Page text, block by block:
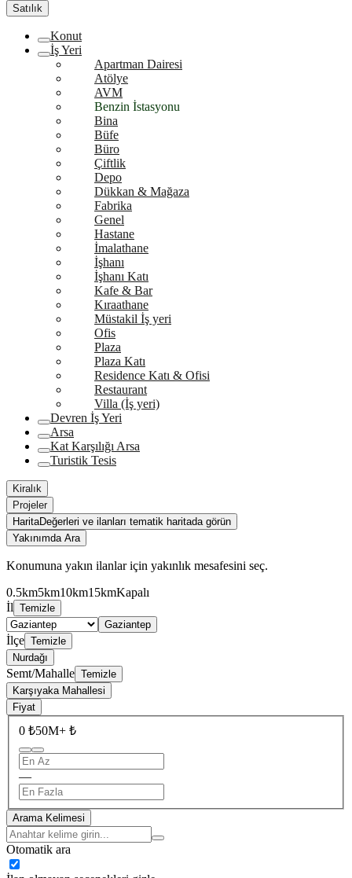
Satılık
Konut
İş Yeri
Apartman Dairesi
Atölye
AVM
Benzin İstasyonu
Bina
Büfe
Büro
Çiftlik
Depo
Dükkan & Mağaza
Fabrika
Genel
Hastane
İmalathane
İşhanı
İşhanı Katı
Kafe & Bar
Kıraathane
Müstakil İş yeri
Ofis
Plaza
Plaza Katı
Residence Katı & Ofisi
Restaurant
Villa (İş yeri)
Devren İş Yeri
Arsa
Kat Karşılığı Arsa
Turistik Tesis
Kiralık
Projeler
HaritaDeğerleri ve ilanları tematik haritada görün
Yakınımda Ara
Konumuna yakın ilanlar için yakınlık mesafesini seç.
0.5km5km10km15kmKapalı
İl Temizle
Gaziantep
İlçe Temizle
Nurdağı
Semt/Mahalle Temizle
Karşıyaka Mahallesi
Fiyat
0 ₺50M+ ₺
—
Arama Kelimesi
Otomatik ara